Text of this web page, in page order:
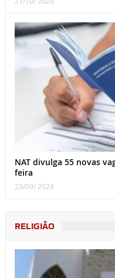
NAT divulga 55 novas
feira
23/09/ 2024
RELIGIÃO